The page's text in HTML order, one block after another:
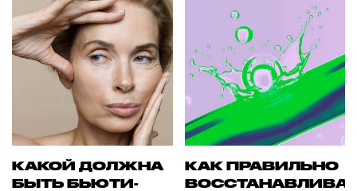
КАКОЙ ДОЛЖНА
БЫТЬ БЬЮТИ-
КАК ПРАВИЛЬНО